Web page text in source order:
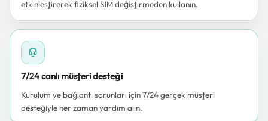
etkinleştirerek fiziksel SIM değiştirmeden kullanın.
7/24 canlı müşteri desteği
Kurulum ve bağlantı sorunları için 7/24 gerçek müşteri
desteğiyle her zaman yardım alın.